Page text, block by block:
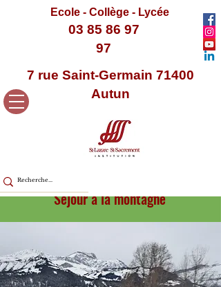
Ecole - Collège - Lycée
03 85 86 97
97
7 rue Saint-Germain 71400
Autun
Séjour à la montagne